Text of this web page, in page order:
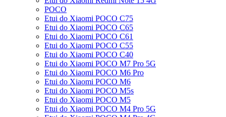
POCO
Etui do Xiaomi POCO C75
Etui do Xiaomi POCO C65
Etui do Xiaomi POCO C61
Etui do Xiaomi POCO C55
Etui do Xiaomi POCO C40
Etui do Xiaomi POCO M7 Pro 5G
Etui do Xiaomi POCO M6 Pro
Etui do Xiaomi POCO M6
Etui do Xiaomi POCO M5s
Etui do Xiaomi POCO M5
Etui do Xiaomi POCO M4 Pro 5G